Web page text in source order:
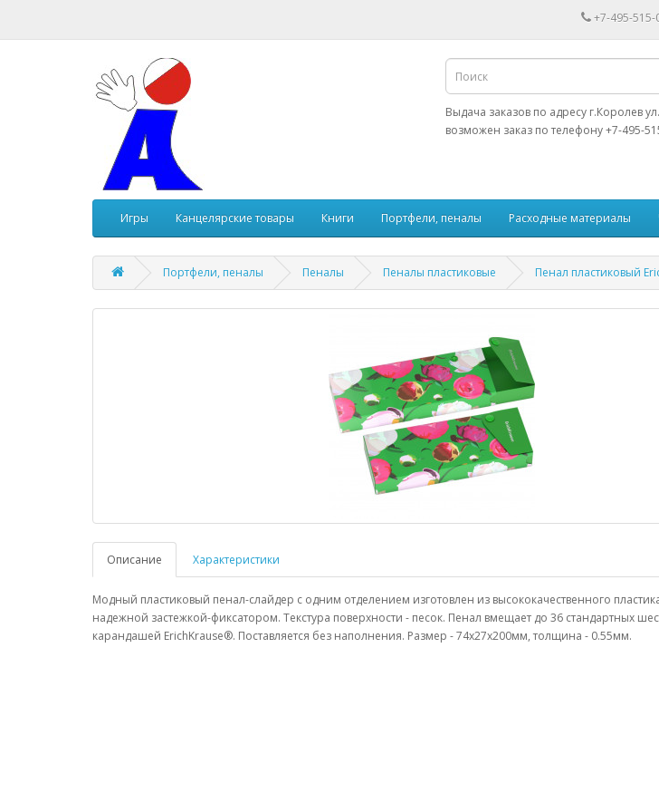
+7-495-515-
Выдача заказов по адресу г.Королев
возможен заказ по телефону +7-495-
Игры Канцелярские товары Книги Портфели, пеналы Расходные материалы
Портфели, пеналы Пеналы Пеналы пластиковые Пенал пластиковый
Описание Характеристики
Модный пластиковый пенал-слайдер с одним отделением изготовлен из высококачественного
надежной застежкой-фиксатором. Текстура поверхности - песок. Пенал вмещает до 36 стандартных
карандашей ErichKrause®. Поставляется без наполнения. Размер - 74x27x200мм, толщина - 0.55мм.